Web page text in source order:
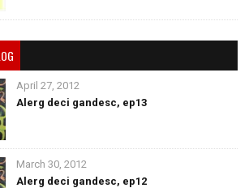
April 27, 2012
Alerg deci gandesc, ep13
March 30, 2012
Alerg deci gandesc, ep12